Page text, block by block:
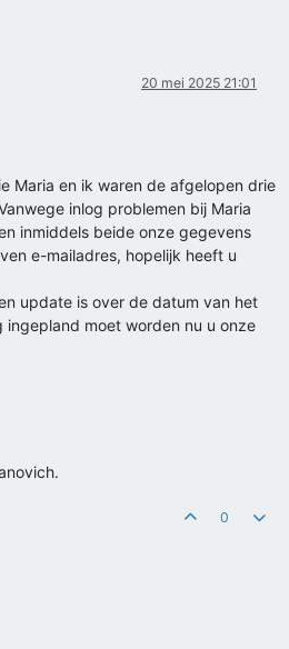
20 mei 2025 21:01
Maria en ik waren de afgelopen drie
inlog problemen bij Maria
inmiddels beide onze gegevens
e-mailadres, hopelijk heeft u
update is over de datum van het
moet worden nu u onze
0